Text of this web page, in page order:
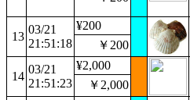
13
03/21
21:51:18
¥200
￥200
14
03/21
21:51:23
¥2,000
￥2,000